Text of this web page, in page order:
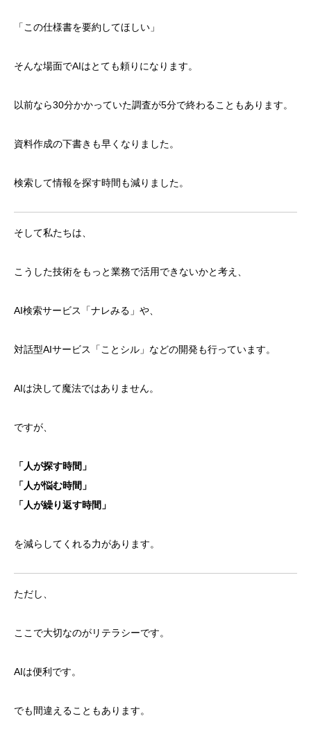
「この仕様書を要約してほしい」
そんな場面でAIはとても頼りになります。
以前なら30分かかっていた調査が5分で終わることもあります。
資料作成の下書きも早くなりました。
検索して情報を探す時間も減りました。
そして私たちは、
こうした技術をもっと業務で活用できないかと考え、
AI検索サービス「ナレみる」や、
対話型AIサービス「ことシル」などの開発も行っています。
AIは決して魔法ではありません。
ですが、
「人が探す時間」
「人が悩む時間」
「人が繰り返す時間」
を減らしてくれる力があります。
ただし、
ここで大切なのがリテラシーです。
AIは便利です。
でも間違えることもあります。